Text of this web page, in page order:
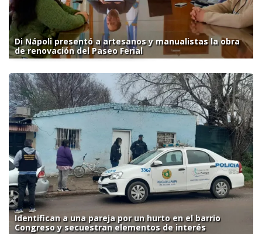
Di Nápoli presentó a artesanos y manualistas la obra
de renovación del Paseo Ferial
Identifican a una pareja por un hurto en el barrio
Congreso y secuestran elementos de interés